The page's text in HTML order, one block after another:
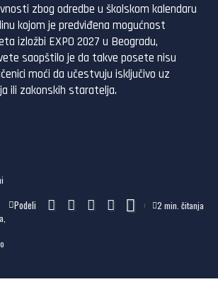
zbog odredbe u školskom kalendaru
kojom je predviđena mogućnost
izložbi EXPO 2027 u Beogradu,
saopštilo je da takve posete nisu
moći da učestvuju isključivo uz
ili zakonskih staratelja.
Podeli 2 min. čitanja